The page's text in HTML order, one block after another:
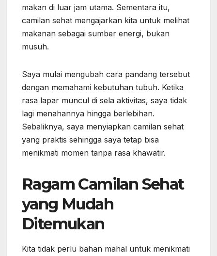
makan di luar jam utama. Sementara itu,
camilan sehat mengajarkan kita untuk melihat
makanan sebagai sumber energi, bukan
musuh.
Saya mulai mengubah cara pandang tersebut
dengan memahami kebutuhan tubuh. Ketika
rasa lapar muncul di sela aktivitas, saya tidak
lagi menahannya hingga berlebihan.
Sebaliknya, saya menyiapkan camilan sehat
yang praktis sehingga saya tetap bisa
menikmati momen tanpa rasa khawatir.
Ragam Camilan Sehat
yang Mudah
Ditemukan
Kita tidak perlu bahan mahal untuk menikmati